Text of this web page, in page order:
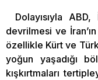
Dolayısıyla
devrilmesi ve
özellikle Kürt ve
yoğun yaşadığı
kışkırtmaları